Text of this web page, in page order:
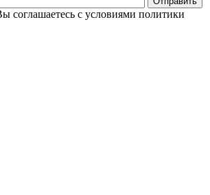
соглашаетесь с условиями политики